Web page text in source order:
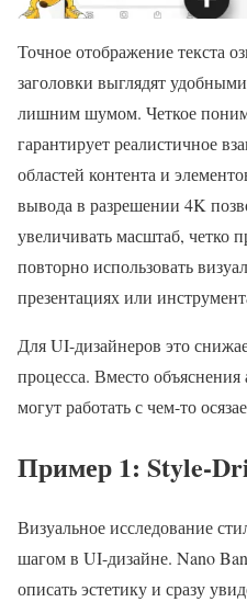
Точное отображение текста
заголовки выглядят
лишним шумом. Четкое
гарантирует реалистичное
областей контента и
вывода в разрешении 4K
увеличивать масштаб, четко
повторно использовать
презентациях или
Для UI-дизайнеров это
процесса. Вместо
могут работать с чем-то
Пример 1: Style-
Визуальное исследование
шагом в UI-дизайне. Nano
описать эстетику и сразу